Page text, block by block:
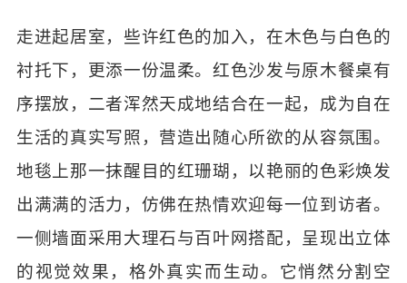
走进起居室，些许红色的加入，在木色与白色的
衬托下，更添一份温柔。红色沙发与原木餐桌有
序摆放，二者浑然天成地结合在一起，成为自在
生活的真实写照，营造出随心所欲的从容氛围。
地毯上那一抹醒目的红珊瑚，以艳丽的色彩焕发
出满满的活力，仿佛在热情欢迎每一位到访者。
一侧墙面采用大理石与百叶网搭配，呈现出立体
的视觉效果，格外真实而生动。它悄然分割空